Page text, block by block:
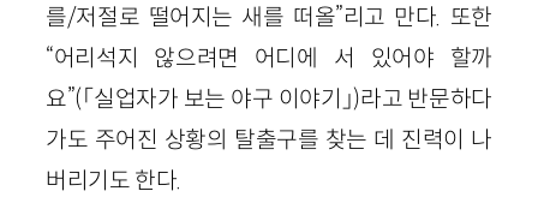
를/저절로 떨어지는 새를 떠올”리고 만다. 또한
“어리석지 않으려면 어디에 서 있어야 할까
요”(「실업자가 보는 야구 이야기」)라고 반문하다
가도 주어진 상황의 탈출구를 찾는 데 진력이 나
버리기도 한다.